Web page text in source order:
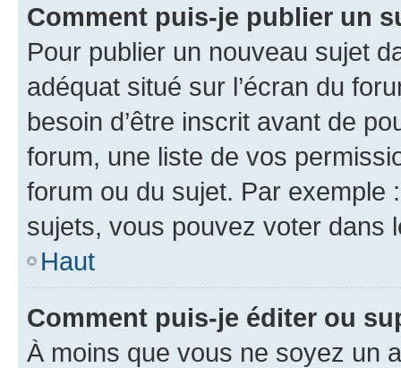
Comment puis-je publier un
Pour publier un nouveau sujet
adéquat situé sur l’écran du
besoin d’être inscrit avant de
forum, une liste de vos
forum ou du sujet. Par exemple
sujets, vous pouvez voter dans
Haut
Comment puis-je éditer ou
À moins que vous ne soyez un